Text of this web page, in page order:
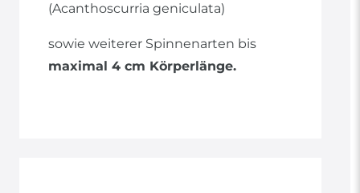
(Acanthoscurria geniculata)
sowie weiterer Spinnenarten bis
maximal 4 cm Körperlänge.